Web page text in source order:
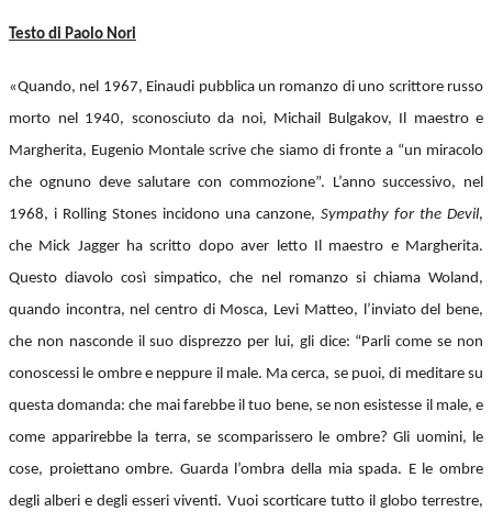
Testo di Paolo Nori
«Quando, nel 1967, Einaudi pubblica un romanzo di uno scrittore russo
morto nel 1940, sconosciuto da noi, Michail Bulgakov, Il maestro e
Margherita, Eugenio Montale scrive che siamo di fronte a “un miracolo
che ognuno deve salutare con commozione”. L’anno successivo, nel
1968, i Rolling Stones incidono una canzone, Sympathy for the Devil,
che Mick Jagger ha scritto dopo aver letto Il maestro e Margherita.
Questo diavolo così simpatico, che nel romanzo si chiama Woland,
quando incontra, nel centro di Mosca, Levi Matteo, l’inviato del bene,
che non nasconde il suo disprezzo per lui, gli dice: “Parli come se non
conoscessi le ombre e neppure il male. Ma cerca, se puoi, di meditare su
questa domanda: che mai farebbe il tuo bene, se non esistesse il male, e
come apparirebbe la terra, se scomparissero le ombre? Gli uomini, le
cose, proiettano ombre. Guarda l’ombra della mia spada. E le ombre
degli alberi e degli esseri viventi. Vuoi scorticare tutto il globo terrestre,